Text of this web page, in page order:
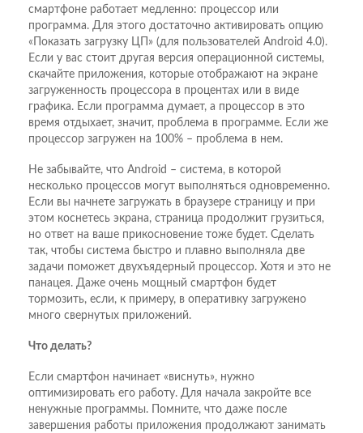
смартфоне работает медленно: процессор или
программа. Для этого достаточно активировать опцию
«Показать загрузку ЦП» (для пользователей Android 4.0).
Если у вас стоит другая версия операционной системы,
скачайте приложения, которые отображают на экране
загруженность процессора в процентах или в виде
графика. Если программа думает, а процессор в это
время отдыхает, значит, проблема в программе. Если же
процессор загружен на 100% – проблема в нем.
Не забывайте, что Android – система, в которой
несколько процессов могут выполняться одновременно.
Если вы начнете загружать в браузере страницу и при
этом коснетесь экрана, страница продолжит грузиться,
но ответ на ваше прикосновение тоже будет. Сделать
так, чтобы система быстро и плавно выполняла две
задачи поможет двухъядерный процессор. Хотя и это не
панацея. Даже очень мощный смартфон будет
тормозить, если, к примеру, в оперативку загружено
много свернутых приложений.
Что делать?
Если смартфон начинает «виснуть», нужно
оптимизировать его работу. Для начала закройте все
ненужные программы. Помните, что даже после
завершения работы приложения продолжают занимать